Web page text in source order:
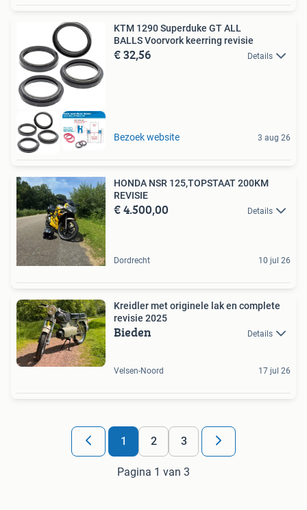
KTM 1290 Superduke GT ALL
BALLS Voorvork keerring revisie
€ 32,56 Details
Bezoek website 3 aug 26
HONDA NSR 125,TOPSTAAT 200KM
REVISIE
€ 4.500,00 Details
Dordrecht 10 jul 26
Kreidler met originele lak en complete
revisie 2025
Bieden Details
Velsen-Noord 17 jul 26
1 2 3
Pagina 1 van 3